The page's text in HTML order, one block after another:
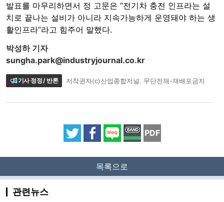
발표를 마무리하면서 정 고문은 “전기차 충전 인프라는 설
치로 끝나는 설비가 아니라 지속가능하게 운영돼야 하는 생
활인프라”라고 힘주어 말했다.
박성하 기자
sungha.park@industryjournal.co.kr
기사 정정 / 반론 저작권자(c)산업종합저널. 무단전재-재배포금지
PDF
목록으로
관련뉴스